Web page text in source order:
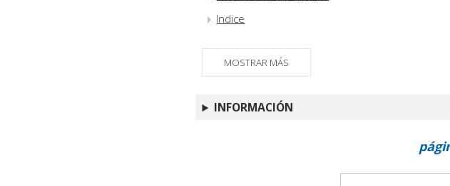
Indice
MOSTRAR MÁS
INFORMACIÓN